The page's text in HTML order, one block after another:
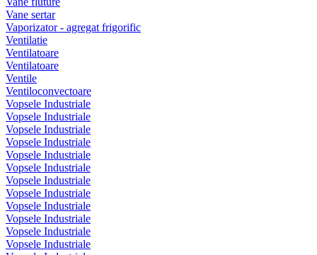
Vane sertar
Vaporizator - agregat frigorific
Ventilatie
Ventilatoare
Ventilatoare
Ventile
Ventiloconvectoare
Vopsele Industriale
Vopsele Industriale
Vopsele Industriale
Vopsele Industriale
Vopsele Industriale
Vopsele Industriale
Vopsele Industriale
Vopsele Industriale
Vopsele Industriale
Vopsele Industriale
Vopsele Industriale
Vopsele Industriale